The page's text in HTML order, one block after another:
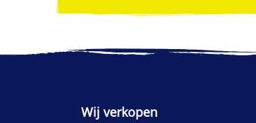
Wij verkopen